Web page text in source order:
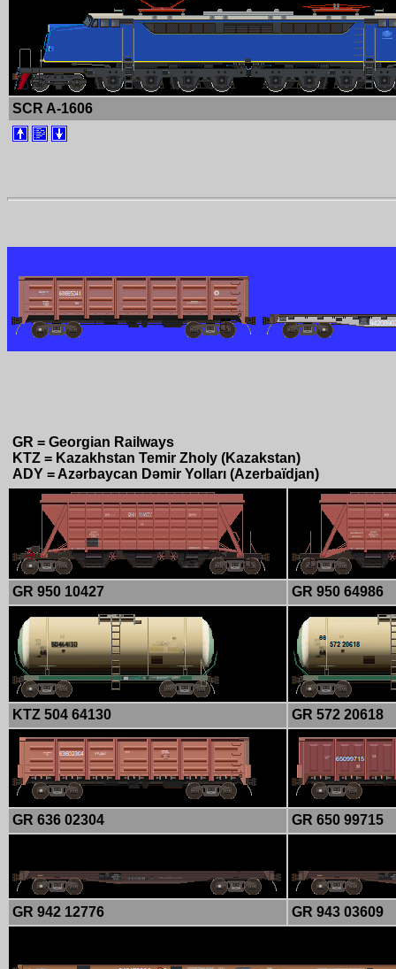
SCR A-1606
GR = Georgian Railways
KTZ = Kazakhstan Temir Zholy (Kazakstan)
ADY = Azərbaycan Dəmir Yolları (Azerbaïdjan)
GR 950 10427 GR 950 64986
KTZ 504 64130 GR 572 20618
GR 636 02304 GR 650 99715
GR 942 12776 GR 943 03609